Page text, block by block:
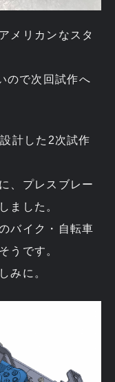
メリカンなスタ
ので次回試作へ
計した2次試作
、プレスブレー
ました。
バイク・自転車
うです。
みに。